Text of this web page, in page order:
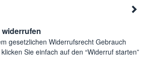
gesetzlichen Widerrufsrecht Gebrauch
Sie einfach auf den “Widerruf starten”